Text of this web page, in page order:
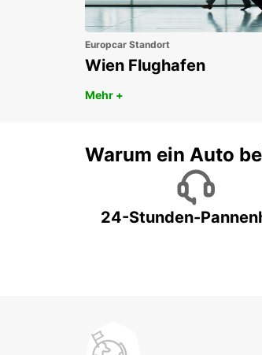
Europcar Standort
Wien Flughafen
Mehr +
Warum ein Auto
24-Stunden-